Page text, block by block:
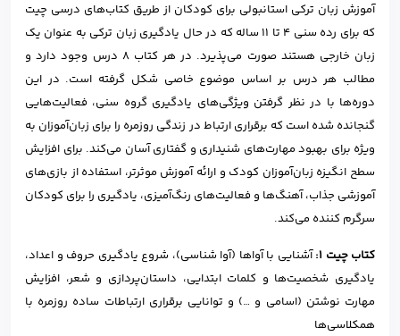
آموزش زبان ترکی استانبولی برای کودکان از طریق کتاب‌های درسی چیت
که برای رده سنی 4 تا 11 ساله که در حال یادگیری زبان ترکی به عنوان یک
زبان خارجی هستند صورت می‌پذیرد. در هر کتاب 8 درس وجود دارد و
مطالب هر درس بر اساس موضوع خاصی شکل گرفته است. در این
دوره‌ها با در نظر گرفتن ویژگی‌های یادگیری گروه سنی، فعالیت‌هایی
گنجانده شده است که برقراری ارتباط در زندگی روزمره را برای زبان‌آموزان به
ویژه برای بهبود مهارت‌های شنیداری و گفتاری آسان می‌کند. برای افزایش
سطح انگیزه زبان‌آموزان کودک و ارائه آموزش موثرتر، استفاده از بازی‌های
آموزشی جذاب، آهنگ‌ها و فعالیت‌های رنگ‌آمیزی، یادگیری را برای کودکان
سرگرم کننده می‌کند.
کتاب چیت 1:
آشنایی با آواها (آوا شناسی)، شروع یادگیری حروف و اعداد،
یادگیری شخصیت‌ها و کلمات ابتدایی، داستان‌پردازی و شعر، افزایش
مهارت نوشتن (اسامی و …) و توانایی برقراری ارتباطات ساده روزمره با
همکلاسی‌ها